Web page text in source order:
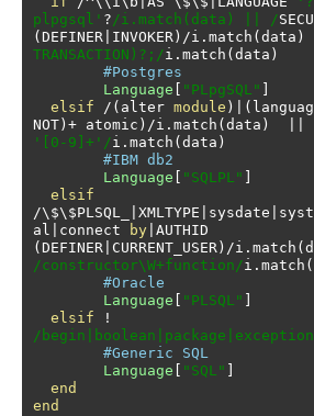
plpgsql' ? /i.match(data) || /
( DEFINER INVOKER )/i . match ( data )
TRANSACTION)?;/i . match ( data )
#Postgres
Language
"PLpgSQL"
elsif
/( alter module )|(
NOT )+ atomic )/i . match ( data )
'[0-9]+'/i . match ( data )
#IBM db2
Language
"SQLPL"
elsif
/\$\$PLSQL_ XMLTYPE sysdate
al
connect by
( DEFINER CURRENT_USER )/i . match (
/constructor\W+function/i . match (
#Oracle
Language
"PLSQL"
elsif
!
/
#Generic SQL
Language
"SQL"
end
end